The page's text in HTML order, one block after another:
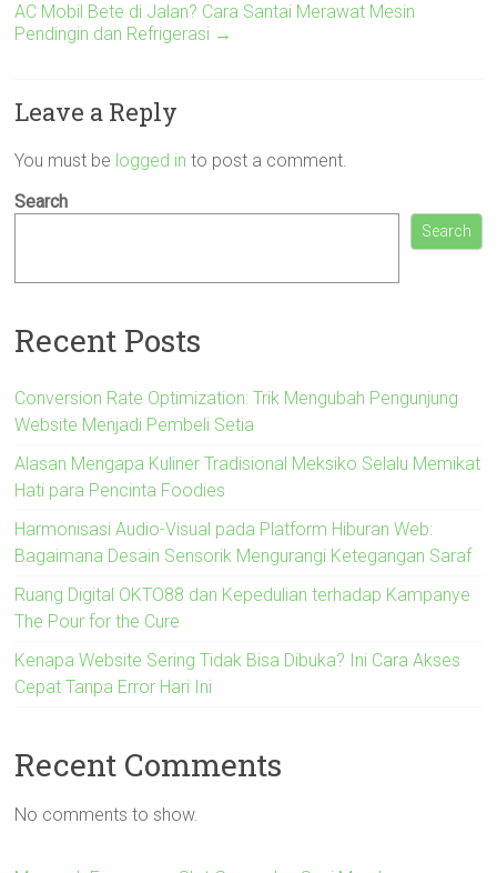
AC Mobil Bete di Jalan? Cara Santai Merawat Mesin
Pendingin dan Refrigerasi →
Leave a Reply
You must be logged in to post a comment.
Search
Search
Recent Posts
Conversion Rate Optimization: Trik Mengubah Pengunjung
Website Menjadi Pembeli Setia
Alasan Mengapa Kuliner Tradisional Meksiko Selalu Memikat
Hati para Pencinta Foodies
Harmonisasi Audio-Visual pada Platform Hiburan Web:
Bagaimana Desain Sensorik Mengurangi Ketegangan Saraf
Ruang Digital OKTO88 dan Kepedulian terhadap Kampanye
The Pour for the Cure
Kenapa Website Sering Tidak Bisa Dibuka? Ini Cara Akses
Cepat Tanpa Error Hari Ini
Recent Comments
No comments to show.